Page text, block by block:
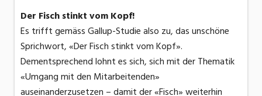
Der Fisch stinkt vom Kopf!
Es trifft gemäss Gallup-Studie also zu, das unschöne
Sprichwort, «Der Fisch stinkt vom Kopf».
Dementsprechend lohnt es sich, sich mit der Thematik
«Umgang mit den Mitarbeitenden»
auseinanderzusetzen – damit der «Fisch» weiterhin